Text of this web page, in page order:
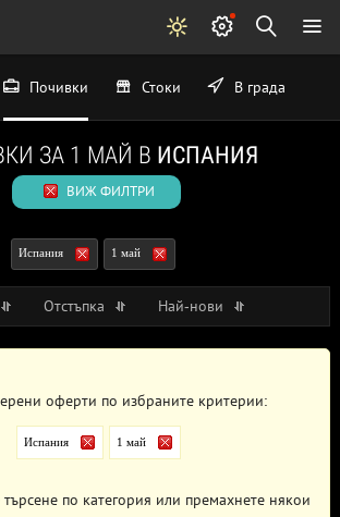
Почивки Стоки В града
ЗА 1 МАЙ В ИСПАНИЯ
ВИЖ ФИЛТРИ
Испания 1 май
Отстъпка Най-нови
оферти по избраните критерии:
Испания 1 май
по категория или премахнете някои